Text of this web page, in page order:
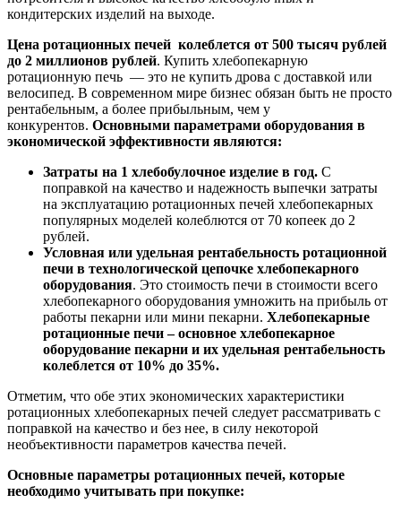
кондитерских изделий на выходе.
Цена ротационных печей колеблется от 500 тысяч рублей
до 2 миллионов рублей. Купить хлебопекарную
ротационную печь — это не купить дрова с доставкой или
велосипед. В современном мире бизнес обязан быть не просто
рентабельным, а более прибыльным, чем у
конкурентов. Основными параметрами оборудования в
экономической эффективности являются:
Затраты на 1 хлебобулочное изделие в год. С
поправкой на качество и надежность выпечки затраты
на эксплуатацию ротационных печей хлебопекарных
популярных моделей колеблются от 70 копеек до 2
рублей.
Условная или удельная рентабельность ротационной
печи в технологической цепочке хлебопекарного
оборудования. Это стоимость печи в стоимости всего
хлебопекарного оборудования умножить на прибыль от
работы пекарни или мини пекарни. Хлебопекарные
ротационные печи – основное хлебопекарное
оборудование пекарни и их удельная рентабельность
колеблется от 10% до 35%.
Отметим, что обе этих экономических характеристики
ротационных хлебопекарных печей следует рассматривать с
поправкой на качество и без нее, в силу некоторой
необъективности параметров качества печей.
Основные параметры ротационных печей, которые
необходимо учитывать при покупке: